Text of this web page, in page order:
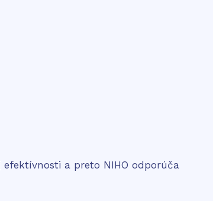
a preto NIHO odporúča